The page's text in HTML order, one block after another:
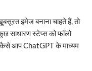
इमेज बनाना चाहते हैं, तो
साधारण स्टेप्स को फॉलो
कैसे आप ChatGPT के माध्यम